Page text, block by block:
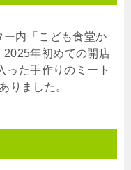
ー内「こども食堂か
2025年初めての開店
った手作りのミート
りました。